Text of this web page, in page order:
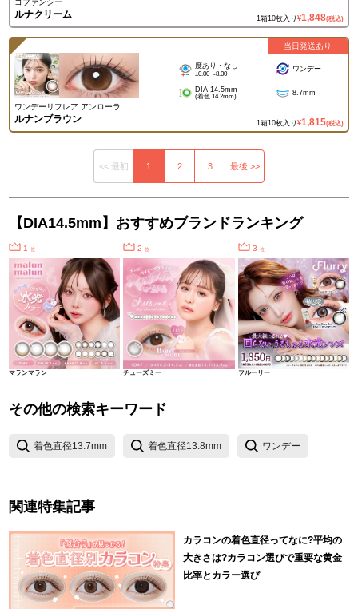
コファンシー
ルナクリーム 1箱10枚入り ¥1,848(税込)
ワンデーリフレア アンローラ
ルナンブラウン
度あり・なし
±0.00~-8.00
ワンデー
DIA 14.5mm
(着色 14.2mm) 8.7mm
1箱10枚入り ¥1,815(税込)
当日発送あり
<< 最初 1 2 3 最後 >>
【DIA14.5mm】おすすめブランドランキング
1 位
マランマラン
2位
チューズミー
3 位
フルーリー
その他の検索キーワード
着色直径13.7mm 着色直径13.8mm ワンデー
関連特集記事
カラコンの着色直径ってなに?平均の
大きさは?カラコン選びで重要な黄金
比率とカラー選び